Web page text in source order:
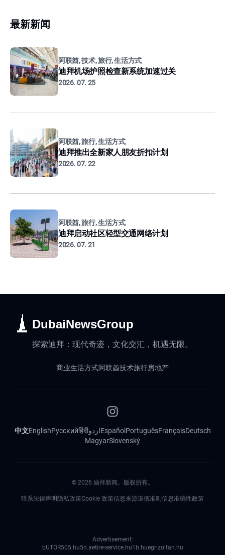
最新新闻
阿联酋, 技术, 旅行, 生活方式
迪拜机场护照检查新系统加速过关
2026. 07. 25
阿联酋, 旅行, 生活方式
迪拜推出全新家人朋友折扣计划
2026. 07. 22
阿联酋, 旅行, 生活方式
迪拜启动社区轻型交通网络计划
2026. 07. 21
DubaiNewsGroup
探索迪拜：现代奇迹，文化交汇，机遇无限。
商业生活方式阿联酋技术旅行房地产
中文EnglishРусскийहिंदीاردوEspañol PortuguêsFrançaisDeutsch
MagyarSlovenský
© 2026 迪拜新闻。版权所有。
联系法律声明 隐私政策Cookie 政策信息来源道德准则 信息准确性政策
Advertisement:
bUTOR505.hu5n.aetire-service.hu1b.huegrizoltan.hu